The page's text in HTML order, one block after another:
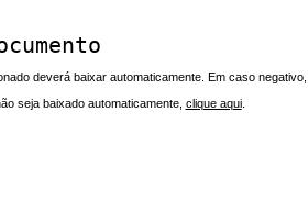
deverá baixar automaticamente. Em caso
seja baixado automaticamente, clique aqui.